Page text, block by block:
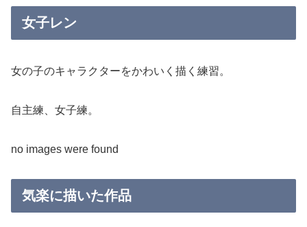
女子レン
女の子のキャラクターをかわいく描く練習。
自主練、女子練。
no images were found
気楽に描いた作品